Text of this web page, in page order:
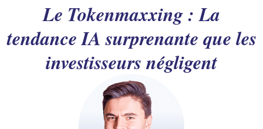
Le Tokenmaxxing : La
tendance IA surprenante que les
investisseurs négligent